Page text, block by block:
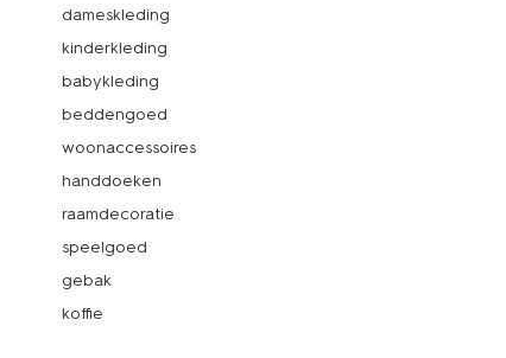
dameskleding
kinderkleding
babykleding
beddengoed
woonaccessoires
handdoeken
raamdecoratie
speelgoed
gebak
koffie